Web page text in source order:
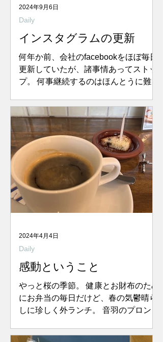
インスタグラムの更新
何年か前、会社のfacebookをほぼ毎日
更新していたが、諸事情あってストッ
プ。 何事継続するのはほんとうに難し
上がって投稿したものの、後になって
から「誰に何を見てもらいたくてこん
なの発信してんだろ」と凹むことしば
しば。...
Daily
2024年9月6日
感動ということ
やっと桜の季節。 健康とお財布のため
にお弁当の毎日だけど、春の気鬱晴ら
しに珍しく外ランチ。 音羽のプロンテ
ピザのランチセットが美味しいお店、
Daily
2024年4月4日